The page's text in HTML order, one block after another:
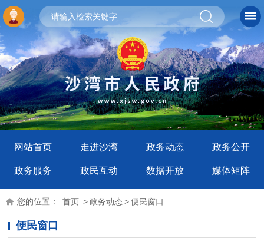
网站首页 走进沙湾 政务动态 政务公开
政务服务 政民互动 数据开放 媒体矩阵
您的位置： 首页 >政务动态>便民窗口
便民窗口